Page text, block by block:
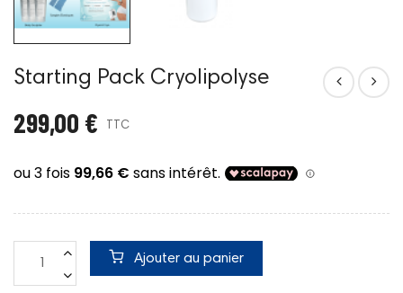
Starting Pack Cryolipolyse
299,00 € TTC
Ajouter au panier